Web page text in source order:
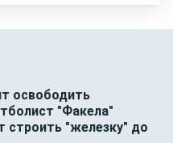
освободить
"Факела"
строить "железку" до